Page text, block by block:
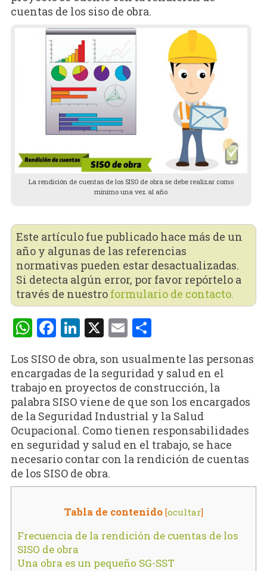
cuentas de los siso de obra.
La rendición de cuentas de los SISO de obra se debe realizar como
mínimo una vez al año
Este artículo fue publicado hace más de un
año y algunas de las referencias
normativas pueden estar desactualizadas.
Si detecta algún error, por favor repórtelo a
través de nuestro formulario de contacto.
WhatsApp
Facebook
LinkedIn
X EmailCompartir
Los SISO de obra, son usualmente las personas
encargadas de la seguridad y salud en el
trabajo en proyectos de construcción, la
palabra SISO viene de que son los encargados
de la Seguridad Industrial y la Salud
Ocupacional. Como tienen responsabilidades
en seguridad y salud en el trabajo, se hace
necesario contar con la rendición de cuentas
de los SISO de obra.
Tabla de contenido [ocultar]
Frecuencia de la rendición de cuentas de los
SISO de obra
Una obra es un pequeño SG-SST